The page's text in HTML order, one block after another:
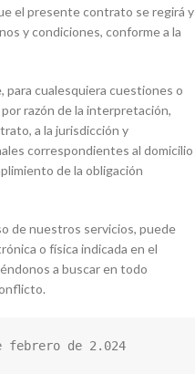
el presente contrato se regirá y
y condiciones, conforme a la
cualesquiera cuestiones o
razón de la interpretación,
a la jurisdicción y
correspondientes al domicilio
de la obligación
de nuestros servicios, puede
o física indicada en el
a buscar en todo
febrero de 2.024